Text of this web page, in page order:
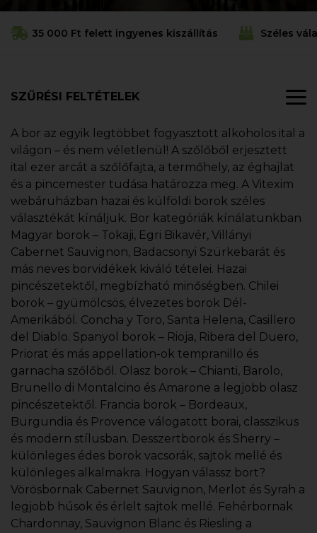
35 000 Ft felett ingyenes kiszállítás Széles
SZŰRÉSI FELTÉTELEK
A bor az egyik legtöbbet fogyasztott alkoholos ital a
világon – és nem véletlenül! A szőlőből erjesztett
ital ezer arcát a szőlőfajta, a termőhely, az éghajlat
és a pincemester tudása határozza meg. A Vitexim
webáruházban hazai és külföldi borok széles
választékát kínáljuk. Bor kategóriák kínálatunkban
Magyar borok – Tokaji, Egri Bikavér, Villányi
Cabernet Sauvignon, Badacsonyi Szürkebarát és
más neves borvidékek kiváló tételei. Hazai
pincészetektől, megbízható minőségben. Chilei
borok – gyümölcsös, élvezetes borok Dél-
Amerikából. Concha y Toro, Santa Helena, Casillero
del Diablo. Spanyol borok – Rioja, Ribera del Duero,
Priorat és más appellation-ok tempranillo és
garnacha szőlőből. Olasz borok – Chianti, Barolo,
Brunello di Montalcino és Amarone a legjobb olasz
pincészetektől. Francia borok – Bordeaux,
Burgundia és Provence válogatott borai, classzikus
és modern stílusban. Desszertborok és Sherry –
különleges édes borok vacsorák, sajtok mellé és
különleges alkalmakra. Hogyan válassz bort?
Vörösbornak Cabernet Sauvignon, Merlot és Syrah a
legjobb húsok és érlelt sajtok mellé. Fehérbornak
Chardonnay, Sauvignon Blanc és Riesling a